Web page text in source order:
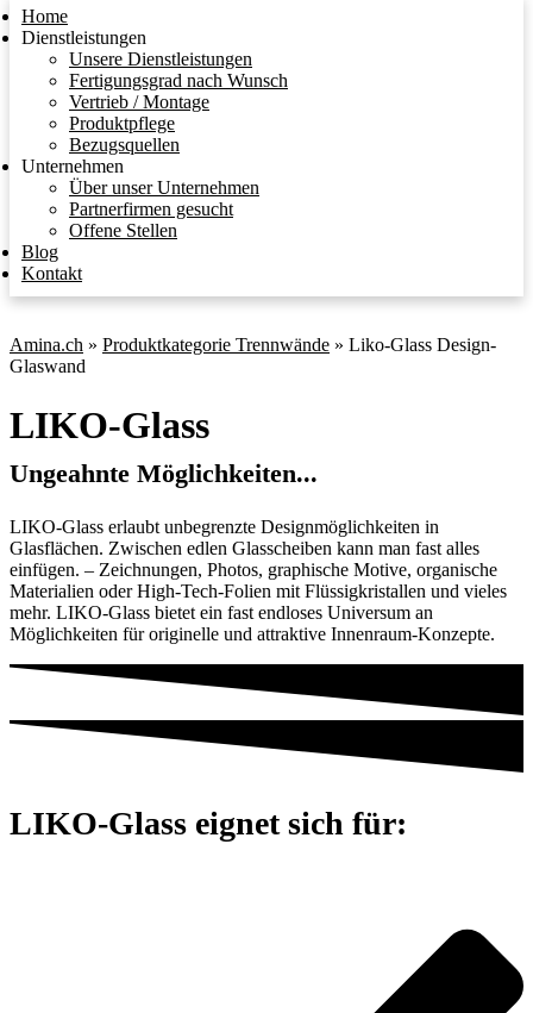
Home
Dienstleistungen
Unsere Dienstleistungen
Fertigungsgrad nach Wunsch
Vertrieb / Montage
Produktpflege
Bezugsquellen
Unternehmen
Über unser Unternehmen
Partnerfirmen gesucht
Offene Stellen
Blog
Kontakt
Amina.ch » Produktkategorie Trennwände » Liko-Glass Design-
Glaswand
LIKO-Glass
Ungeahnte Möglichkeiten...
LIKO-Glass erlaubt unbegrenzte Designmöglichkeiten in
Glasflächen. Zwischen edlen Glasscheiben kann man fast alles
einfügen. – Zeichnungen, Photos, graphische Motive, organische
Materialien oder High-Tech-Folien mit Flüssigkristallen und vieles
mehr. LIKO-Glass bietet ein fast endloses Universum an
Möglichkeiten für originelle und attraktive Innenraum-Konzepte.
LIKO-Glass eignet sich für: